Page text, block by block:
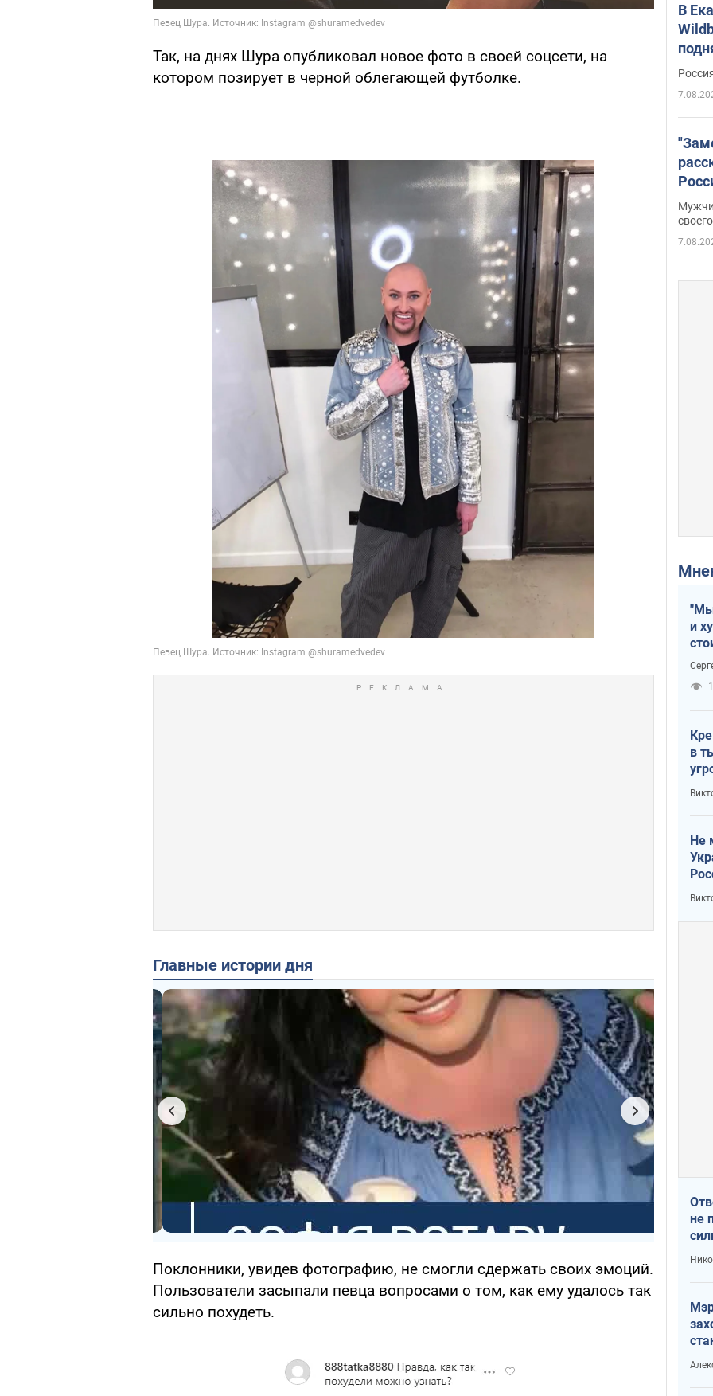
Так, на днях Шура опубликовал новое фото в своей соцсети, на
котором позирует в черной облегающей футболке.
Главные истории дня
Поклонники, увидев фотографию, не смогли сдержать своих эмоций.
Пользователи засыпали певца вопросами о том, как ему удалось так
сильно похудеть.
В
Фото
и
в
Не
не
и